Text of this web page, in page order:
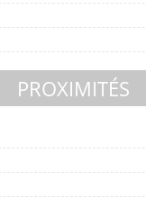
PROXIMITÉS